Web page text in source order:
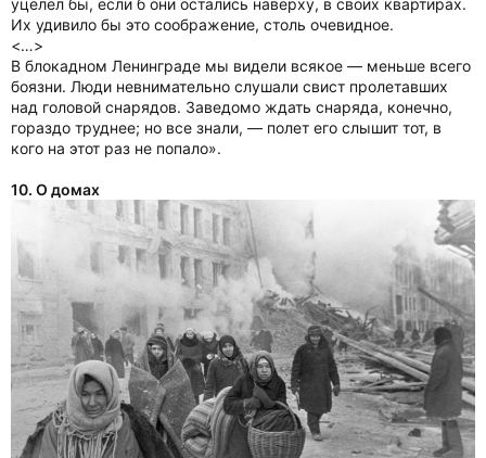
Их удивило бы это соображение, столь очевидное.
<…>
В блокадном Ленинграде мы видели всякое — меньше всего
боязни. Люди невнимательно слушали свист пролетавших
над головой снарядов. Заведомо ждать снаряда, конечно,
гораздо труднее; но все знали, — полет его слышит тот, в
кого на этот раз не попало».
10. О домах